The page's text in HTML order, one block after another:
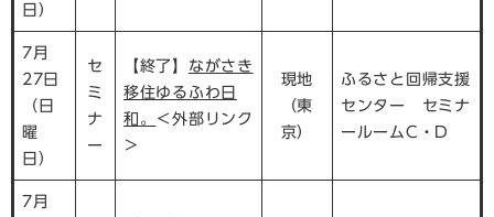
日）
7月
27日
（日
曜
日）
セ
ミ
ナ
ー
【終了】 ながさき
移住ゆるふわ日
和。
＜外部リンク
＞
現地
（東
京）
ふるさと回帰支援
センター セミナ
ールームC・D
7月